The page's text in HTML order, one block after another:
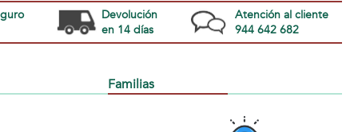
Devolución
en 14 días
Atención al cliente
944 642 682
Familias